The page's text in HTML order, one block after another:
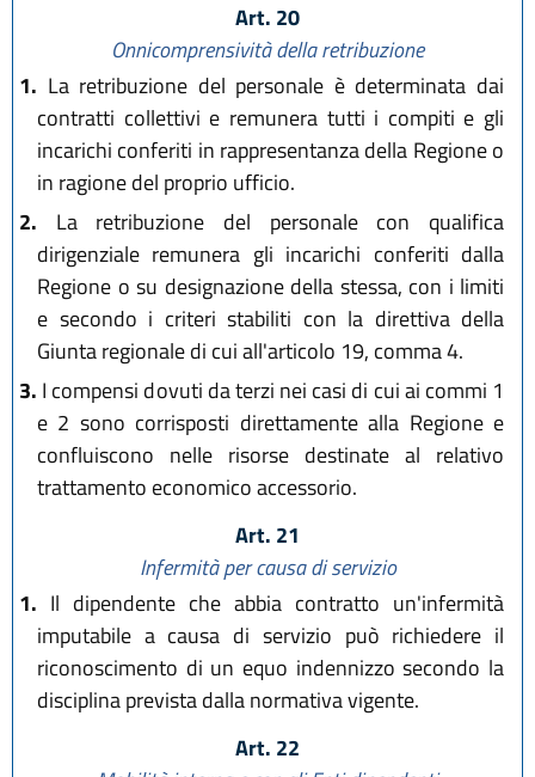
Art. 20
Onnicomprensività della retribuzione
1. La retribuzione del personale è determinata dai
contratti collettivi e remunera tutti i compiti e gli
incarichi conferiti in rappresentanza della Regione o
in ragione del proprio ufficio.
2. La retribuzione del personale con qualifica
dirigenziale remunera gli incarichi conferiti dalla
Regione o su designazione della stessa, con i limiti
e secondo i criteri stabiliti con la direttiva della
Giunta regionale di cui all'articolo 19, comma 4.
3. I compensi dovuti da terzi nei casi di cui ai commi 1
e 2 sono corrisposti direttamente alla Regione e
confluiscono nelle risorse destinate al relativo
trattamento economico accessorio.
Art. 21
Infermità per causa di servizio
1. Il dipendente che abbia contratto un'infermità
imputabile a causa di servizio può richiedere il
riconoscimento di un equo indennizzo secondo la
disciplina prevista dalla normativa vigente.
Art. 22